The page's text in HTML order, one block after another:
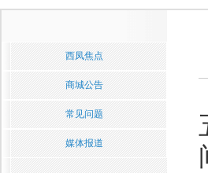
西凤焦点
商城公告
常见问题
媒体报道